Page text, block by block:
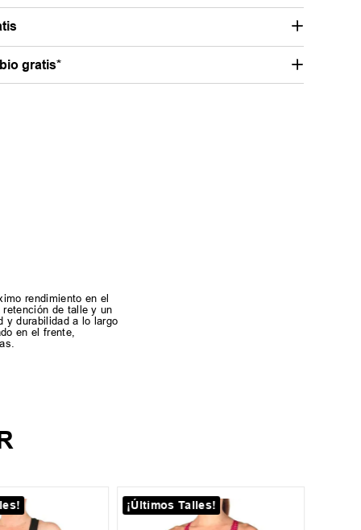
gratis*
rendimiento en el
de talle y un
y durabilidad a lo largo
en el frente,
¡Últimos Talles!